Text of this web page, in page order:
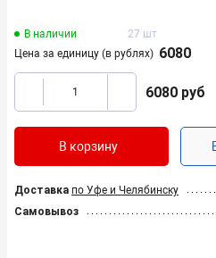
В наличии
27 шт
Цена за единицу (в рублях) 6080
6080 руб
В корзину
Доставка по Уфе и Челябинску
Самовывоз